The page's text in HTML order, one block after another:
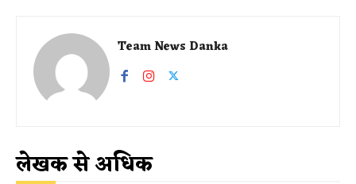
Team News Danka
लेखक से अधिक